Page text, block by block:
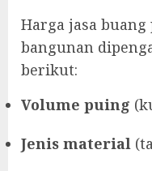
Harga jasa
bangunan
berikut:
Volume puing
Jenis material